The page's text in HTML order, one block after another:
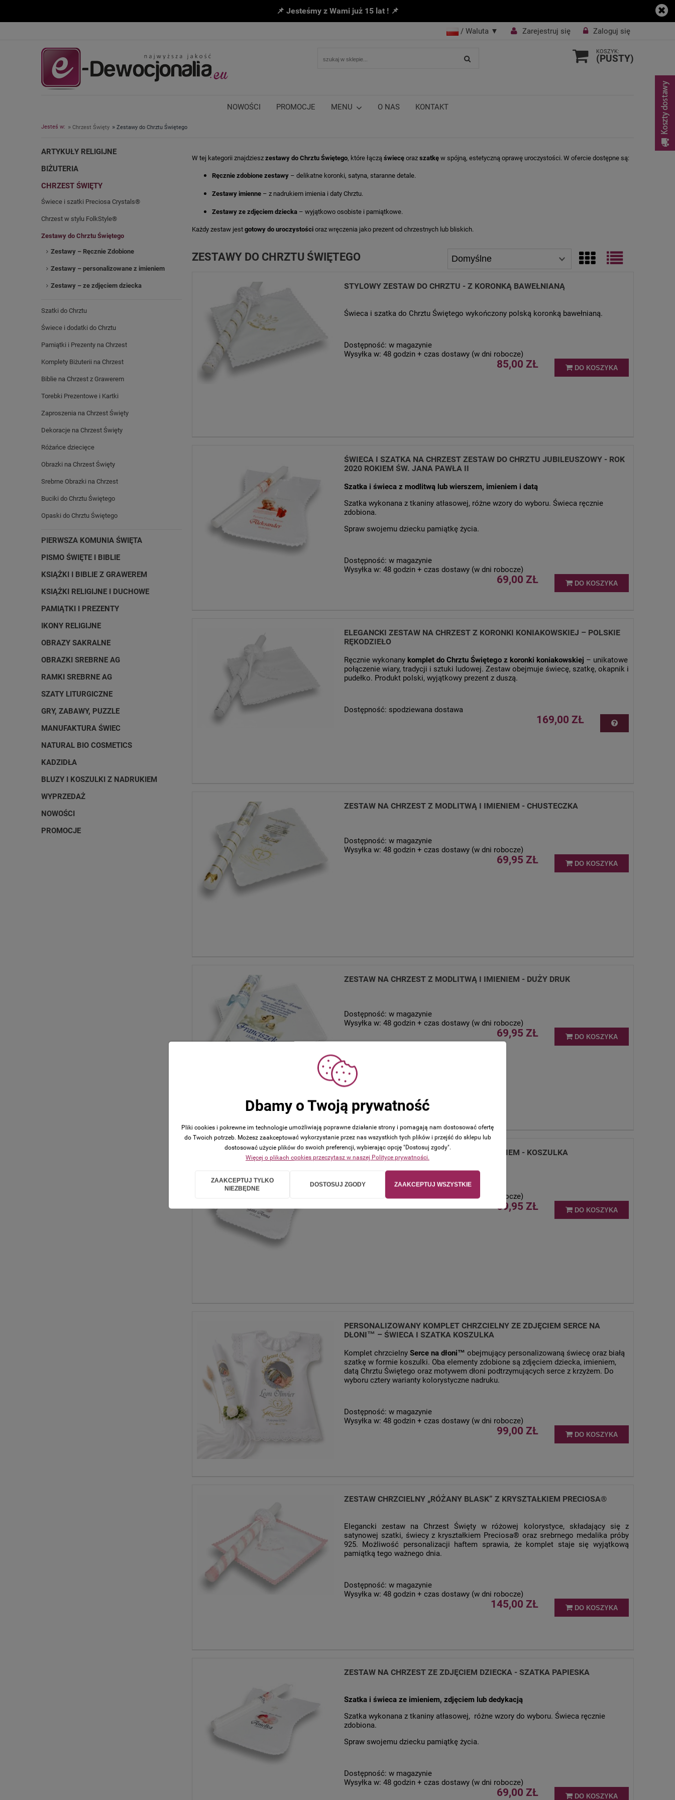
📌 Jesteśmy z Wami już 15 lat ! 📌
Zarejestruj się Zaloguj się
/ Waluta ▼
KOSZYK:
(PUSTY)
NOWOŚCI PROMOCJE MENU O NAS KONTAKT
Jesteś w: » Chrzest Święty » Zestawy do Chrztu Świętego
ARTYKUŁY RELIGIJNE
BIŻUTERIA
CHRZEST ŚWIĘTY
Świece i szatki Preciosa Crystals®
Chrzest w stylu FolkStyle®
Zestawy do Chrztu Świętego
Zestawy – Ręcznie Zdobione
Zestawy – personalizowane z imieniem
Zestawy – ze zdjęciem dziecka
Szatki do Chrztu
Świece i dodatki do Chrztu
Pamiątki i Prezenty na Chrzest
Komplety Biżuterii na Chrzest
Biblie na Chrzest z Grawerem
Torebki Prezentowe i Kartki
Zaproszenia na Chrzest Święty
Dekoracje na Chrzest Święty
Różańce dziecięce
Obrazki na Chrzest Święty
Srebrne Obrazki na Chrzest
Buciki do Chrztu Świętego
Opaski do Chrztu Świętego
PIERWSZA KOMUNIA ŚWIĘTA
PISMO ŚWIĘTE I BIBLIE
KSIĄŻKI I BIBLIE Z GRAWEREM
KSIĄŻKI RELIGIJNE I DUCHOWE
PAMIĄTKI I PREZENTY
IKONY RELIGIJNE
OBRAZY SAKRALNE
OBRAZKI SREBRNE AG
RAMKI SREBRNE AG
SZATY LITURGICZNE
GRY, ZABAWY, PUZZLE
MANUFAKTURA ŚWIEC
NATURAL BIO COSMETICS
KADZIDŁA
BLUZY I KOSZULKI Z NADRUKIEM
WYPRZEDAŻ
NOWOŚCI
PROMOCJE
W tej kategorii znajdziesz zestawy do Chrztu Świętego, które łączą świecę oraz szatkę w spójną, estetyczną oprawę uroczystości. W ofercie dostępne są:
Ręcznie zdobione zestawy – delikatne koronki, satyna, staranne detale.
Zestawy imienne – z nadrukiem imienia i daty Chrztu.
Zestawy ze zdjęciem dziecka – wyjątkowo osobiste i pamiątkowe.
Każdy zestaw jest gotowy do uroczystości oraz wręczenia jako prezent od chrzestnych lub bliskich.
ZESTAWY DO CHRZTU ŚWIĘTEGO
STYLOWY ZESTAW DO CHRZTU - Z KORONKĄ BAWEŁNIANĄ
Świeca i szatka do Chrztu Świętego wykończony polską koronką bawełnianą.
Dostępność: w magazynie
Wysyłka w: 48 godzin + czas dostawy (w dni robocze)
85,00 ZŁ DO KOSZYKA
ŚWIECA I SZATKA NA CHRZEST ZESTAW DO CHRZTU JUBILEUSZOWY - ROK
2020 ROKIEM ŚW. JANA PAWŁA II
Szatka i świeca z modlitwą lub wierszem, imieniem i datą
Szatka wykonana z tkaniny atłasowej, różne wzory do wyboru. Świeca ręcznie
zdobiona.
Spraw swojemu dziecku pamiątkę życia.
Dostępność: w magazynie
Wysyłka w: 48 godzin + czas dostawy (w dni robocze)
69,00 ZŁ DO KOSZYKA
ELEGANCKI ZESTAW NA CHRZEST Z KORONKI KONIAKOWSKIEJ – POLSKIE
RĘKODZIEŁO
Ręcznie wykonany komplet do Chrztu Świętego z koronki koniakowskiej – unikatowe
połączenie wiary, tradycji i sztuki ludowej. Zestaw obejmuje świecę, szatkę, okapnik i
pudełko. Produkt polski, wyjątkowy prezent z duszą.
Dostępność: spodziewana dostawa
169,00 ZŁ
ZESTAW NA CHRZEST Z MODLITWĄ I IMIENIEM - CHUSTECZKA
Dostępność: w magazynie
Wysyłka w: 48 godzin + czas dostawy (w dni robocze)
69,95 ZŁ DO KOSZYKA
ZESTAW NA CHRZEST Z MODLITWĄ I IMIENIEM - DUŻY DRUK
Dostępność: w magazynie
Wysyłka w: 48 godzin + czas dostawy (w dni robocze)
69,95 ZŁ DO KOSZYKA
ZESTAW NA CHRZEST Z MODLITWĄ I IMIENIEM - KOSZULKA
Dostępność:
w magazynie
48 godzin + czas dostawy (w dni robocze)
69,95 ZŁ DO KOSZYKA
PERSONALIZOWANY KOMPLET CHRZCIELNY ZE ZDJĘCIEM SERCE NA
DŁONI™ – ŚWIECA I SZATKA KOSZULKA
Komplet chrzcielny Serce na dłoni™ obejmujący personalizowaną świecę oraz białą
szatkę w formie koszulki. Oba elementy zdobione są zdjęciem dziecka, imieniem,
datą Chrztu Świętego oraz motywem dłoni podtrzymujących serce z krzyżem. Do
wyboru cztery warianty kolorystyczne nadruku.
Dostępność: w magazynie
Wysyłka w: 48 godzin + czas dostawy (w dni robocze)
99,00 ZŁ DO KOSZYKA
ZESTAW CHRZCIELNY „RÓŻANY BLASK” Z KRYSZTAŁKIEM PRECIOSA®
Elegancki zestaw na Chrzest Święty w różowej kolorystyce, składający się z
satynowej szatki, świecy z kryształkiem Preciosa® oraz srebrnego medalika próby
925. Możliwość personalizacji haftem sprawia, że komplet staje się wyjątkową
pamiątką tego ważnego dnia.
Dostępność: w magazynie
Wysyłka w: 48 godzin + czas dostawy (w dni robocze)
145,00 ZŁ DO KOSZYKA
ZESTAW NA CHRZEST ZE ZDJĘCIEM DZIECKA - SZATKA PAPIESKA
Szatka i świeca ze imieniem, zdjęciem lub dedykacją
Szatka wykonana z tkaniny atłasowej, różne wzory do wyboru. Świeca ręcznie
zdobiona.
Spraw swojemu dziecku pamiątkę życia.
Dostępność: w magazynie
Wysyłka w: 48 godzin + czas dostawy (w dni robocze)
69,00 ZŁ DO KOSZYKA
Dbamy o Twoją prywatność
Pliki cookies i pokrewne im technologie umożliwiają poprawne działanie strony i pomagają nam dostosować ofertę
do Twoich potrzeb. Możesz zaakceptować wykorzystanie przez nas wszystkich tych plików i przejść do sklepu lub
dostosować użycie plików do swoich preferencji, wybierając opcję "Dostosuj zgody".
Więcej o plikach cookies przeczytasz w naszej Polityce prywatności.
ZAAKCEPTUJ TYLKO
NIEZBĘDNE
DOSTOSUJ ZGODY ZAAKCEPTUJ WSZYSTKIE